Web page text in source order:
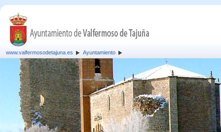
www.valfermosodetajuna.es Ayuntamiento